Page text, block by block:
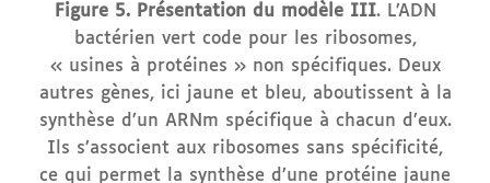
Figure 5. Présentation du modèle III. L’ADN
bactérien vert code pour les ribosomes,
« usines à protéines » non spécifiques. Deux
autres gènes, ici jaune et bleu, aboutissent à la
synthèse d’un ARNm spécifique à chacun d’eux.
Ils s’associent aux ribosomes sans spécificité,
ce qui permet la synthèse d’une protéine jaune